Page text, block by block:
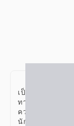
การสอบ
เป็นการทดสอบที่
ทางการศึกษาแ
ความรู้และทักษะ
นักเรียนตามมาต